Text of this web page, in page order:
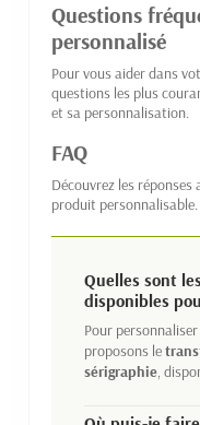
Questions
personnalisé
Pour vous aider dans
questions les plus
et sa personnalisation.
FAQ
Découvrez les
produit personnalisable.
Quelles sont
disponibles
Pour
proposons le
sérigraphie,